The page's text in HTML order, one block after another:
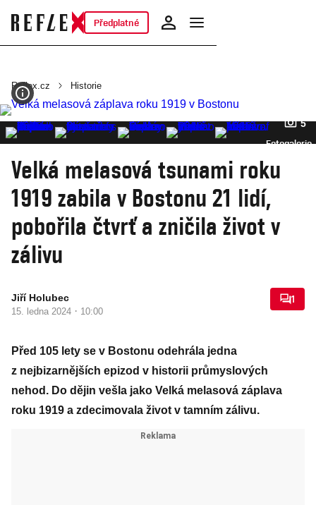
Předplatné
Reflex.cz Historie
5
Fotogalerie
Velká melasová tsunami roku
1919 zabila v Bostonu 21 lidí,
pobořila čtvrť a zničila život v
zálivu
Jiří Holubec
15. ledna 2024 · 10:00
1
Před 105 lety se v Bostonu odehrála jedna
z nejbizarnějších epizod v historii průmyslových
nehod. Do dějin vešla jako Velká melasová záplava
roku 1919 a zdecimovala život v tamním zálivu.